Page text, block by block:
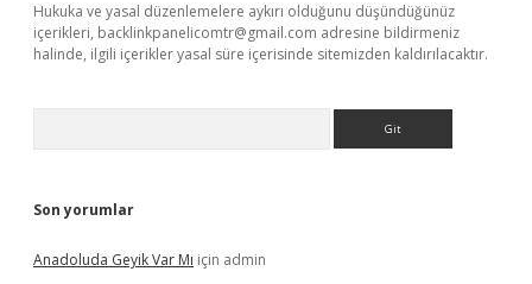
Hukuka ve yasal düzenlemelere aykırı olduğunu düşündüğünüz
içerikleri, backlinkpanelicomtr@gmail.com adresine bildirmeniz
halinde, ilgili içerikler yasal süre içerisinde sitemizden kaldırılacaktır.
Son yorumlar
Anadoluda Geyik Var Mı için admin